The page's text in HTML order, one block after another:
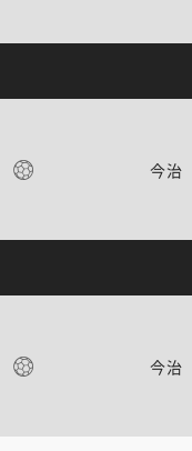
今治
今治